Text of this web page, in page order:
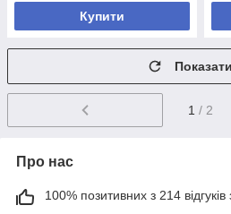
Купити
1 / 2
Про нас
100% позитивних з 214 відгуків